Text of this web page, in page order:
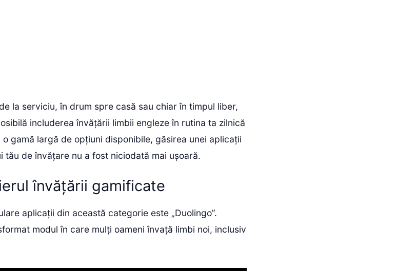
la serviciu, în drum spre casă sau chiar în timpul liber,
includerea învățării limbii engleze în rutina ta zilnică
gamă largă de opțiuni disponibile, găsirea unei aplicații
tău de învățare nu a fost niciodată mai ușoară.
învățării gamificate
aplicații din această categorie este „Duolingo”.
modul în care mulți oameni învață limbi noi, inclusiv